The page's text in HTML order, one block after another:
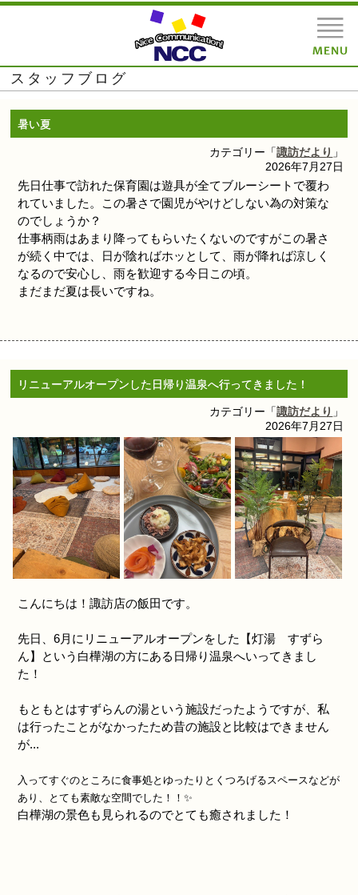
スタッフブログ
暑い夏
カテゴリー「諏訪だより 」
2026年7月27日
先日仕事で訪れた保育園は遊具が全てブルーシートで覆わ
れていました。この暑さで園児がやけどしない為の対策な
のでしょうか？
仕事柄雨はあまり降ってもらいたくないのですがこの暑さ
が続く中では、日が陰ればホッとして、雨が降れば涼しく
なるので安心し、雨を歓迎する今日この頃。
まだまだ夏は長いですね。
リニューアルオープンした日帰り温泉へ行ってきました！
カテゴリー「諏訪だより 」
2026年7月27日
こんにちは！諏訪店の飯田です。
先日、6月にリニューアルオープンをした【灯湯 すずら
ん】という白樺湖の方にある日帰り温泉へいってきまし
た！
もともとはすずらんの湯という施設だったようですが、私
は行ったことがなかったため昔の施設と比較はできません
が...
入ってすぐのところに食事処とゆったりとくつろげるスペースなどが
あり、とても素敵な空間でした！！✨
白樺湖の景色も見られるのでとても癒されました！